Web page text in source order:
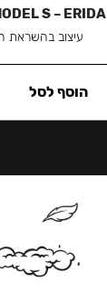
S – ERIDA
עיצוב בהשראת
הוסף לסל